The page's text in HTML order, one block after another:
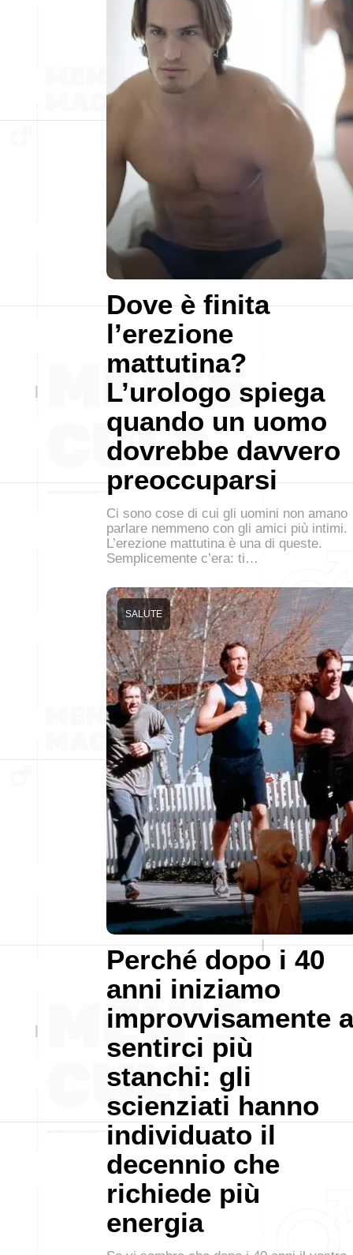
Dove è finita
l’erezione
mattutina?
L’urologo spiega
quando un uomo
dovrebbe davvero
preoccuparsi
Ci sono cose di cui gli uomini non amano
parlare nemmeno con gli amici più intimi.
L’erezione mattutina è una di queste.
Semplicemente c’era: ti…
Perché dopo i 40
anni iniziamo
improvvisamente a
sentirci più
stanchi: gli
scienziati hanno
individuato il
decennio che
richiede più
energia
SALUTE